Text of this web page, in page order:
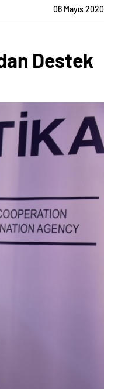
06 Mayıs 2020
Destek